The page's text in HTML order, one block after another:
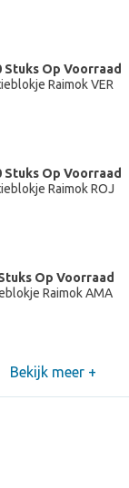
Stuks Op Voorraad
Raimok VER
Stuks Op Voorraad
Raimok ROJ
Op Voorraad
Raimok AMA
Stuks Op Voorraad
Raimok AZUL
Bekijk meer +